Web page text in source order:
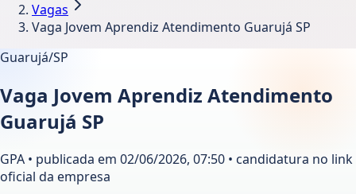
Vagas
Vaga Jovem Aprendiz Atendimento Guarujá SP
Guarujá/SP
Vaga Jovem Aprendiz Atendimento
Guarujá SP
GPA • publicada em 02/06/2026, 07:50 • candidatura no link
oficial da empresa